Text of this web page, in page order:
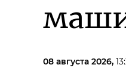
08 августа 2026,